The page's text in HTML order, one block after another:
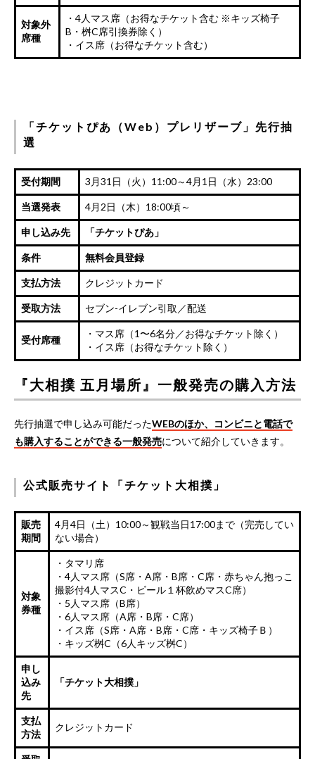
対象外
席種
・4人マス席（お得なチケット含む ※キッズ椅子
B・桝C席引換券除く）
・イス席（お得なチケット含む）
「チケットぴあ（Web）プレリザーブ」先行抽
選
受付期間 3月31日（火）11:00～4月1日（水）23:00
当選発表 4月2日（木）18:00頃～
申し込み先 「チケットぴあ 」
条件 無料会員登録
支払方法 クレジットカード
受取方法 セブン-イレブン引取／配送
受付席種
・マス席（1〜6名分／お得なチケット除く）
・イス席（お得なチケット除く）
『大相撲 五月場所』一般発売の購入方法
先行抽選で申し込み可能だったWEBのほか、コンビニと電話で
も購入することができる一般発売について紹介していきます。
公式販売サイト「チケット大相撲」
販売
期間
4月4日（土）10:00～観戦当日17:00まで（完売してい
ない場合）
対象
券種
・タマリ席
・4人マス席（S席・A席・B席・C席・赤ちゃん抱っこ
撮影付4人マスC・ビール１杯飲めマスC席）
・5人マス席（B席）
・6人マス席（A席・B席・C席）
・イス席（S席・A席・B席・C席・キッズ椅子Ｂ）
・キッズ桝C（6人キッズ桝C）
申し
込み
先
「チケット大相撲 」
支払
方法
クレジットカード